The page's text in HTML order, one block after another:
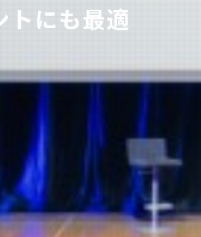
ル
トにも最適
をご用意
な好立地
けます